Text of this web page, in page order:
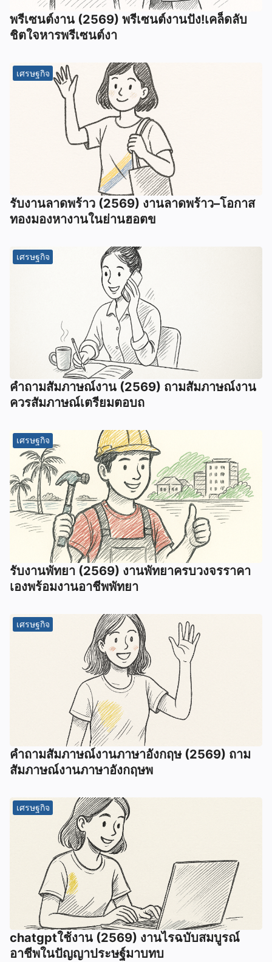
พรีเซนต์งาน (2569) พรีเซนต์งานปัง!เคล็ดลับ
ชิตใจหารพรีเซนต์งา
เศรษฐกิจ
รับงานลาดพร้าว (2569) งานลาดพร้าว–โอกาส
ทองมองหางานในย่านฮอตข
เศรษฐกิจ
คําถามสัมภาษณ์งาน (2569) ถามสัมภาษณ์งาน
ควรสัมภาษณ์เตรียมตอบถ
เศรษฐกิจ
รับงานพัทยา (2569) ️งานพัทยาครบวงจรราคา
เองพร้อมงานอาชีพพัทยา
เศรษฐกิจ
คําถามสัมภาษณ์งานภาษาอังกฤษ (2569) ถาม
สัมภาษณ์งานภาษาอังกฤษพ
เศรษฐกิจ
chatgptใช้งาน (2569) งานไรฉบับสมบูรณ์
อาชีพในปัญญาประษฐ์มาบทบ